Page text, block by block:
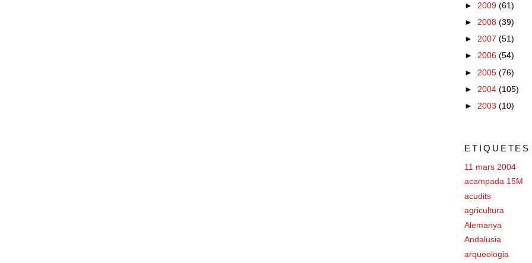
► 2009 (61)
► 2008 (39)
► 2007 (51)
► 2006 (54)
► 2005 (76)
► 2004 (105)
► 2003 (10)
ETIQUETES
11 mars 2004
acampada 15M
acudits
agricultura
Alemanya
Andalusia
arqueologia